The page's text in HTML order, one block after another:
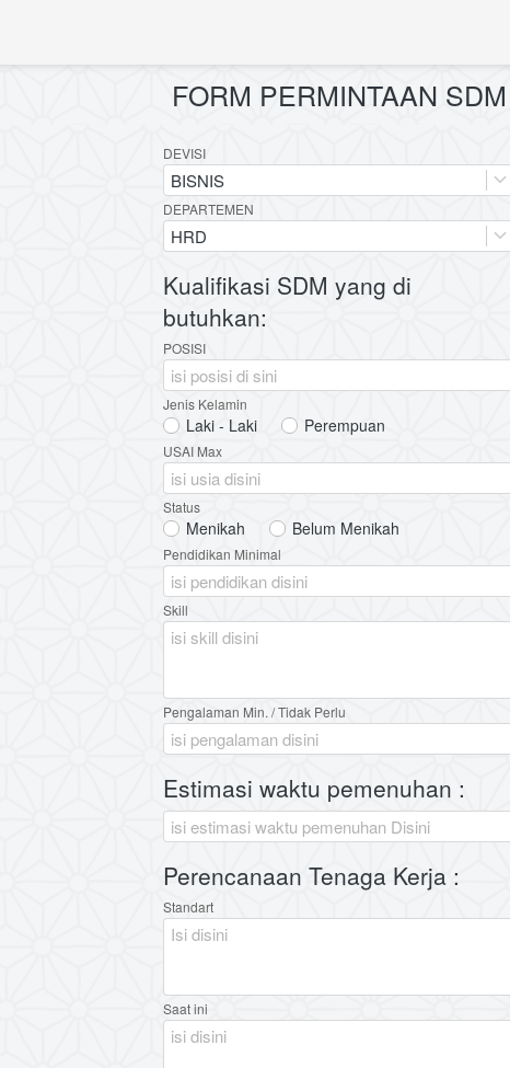
FORM PERMINTAAN SDM
DEVISI
BISNIS
DEPARTEMEN
HRD
Kualifikasi SDM yang di
butuhkan:
POSISI
Jenis Kelamin
Laki - Laki Perempuan
USAI Max
Status
Menikah Belum Menikah
Pendidikan Minimal
Skill
Pengalaman Min. / Tidak Perlu
Estimasi waktu pemenuhan :
Perencanaan Tenaga Kerja :
Standart
Saat ini